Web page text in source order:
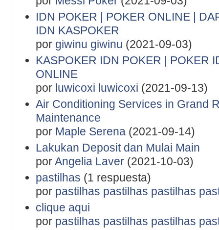
IDN POKER | POKER ONLINE |
IDN KASPOKER
por giwinu giwinu (2021-09-03)
KASPOKER IDN POKER | POKER
ONLINE
por luwicoxi luwicoxi (2021-09-13)
Air Conditioning Services in Grand
Maintenance
por Maple Serena(2021-09-14)
Lakukan Deposit dan Mulai Main
porAngelia Laver(2021-10-03)
pastilhas (1 respuesta)
por pastilhas pastilhas pastilhas
clique aqui
por pastilhas pastilhas pastilhas